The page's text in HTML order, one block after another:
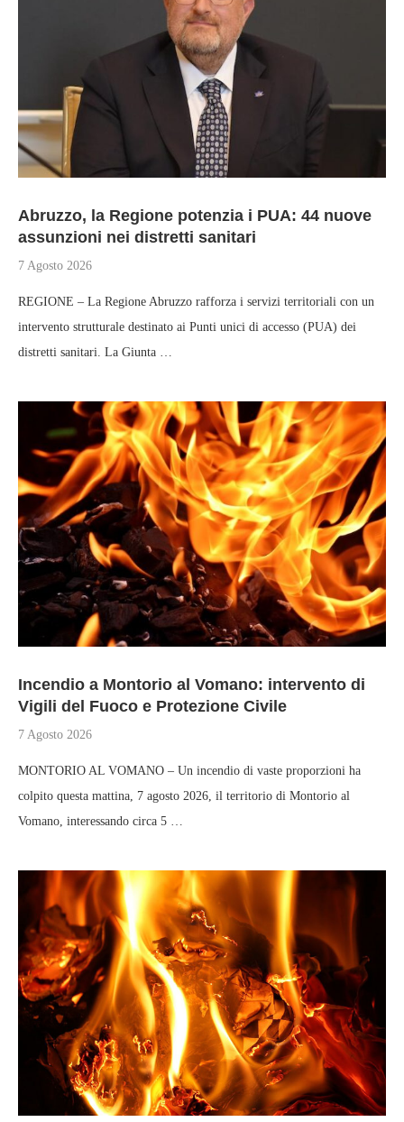
Abruzzo, la Regione potenzia i PUA: 44 nuove
assunzioni nei distretti sanitari
7 Agosto 2026
REGIONE – La Regione Abruzzo rafforza i servizi territoriali con un
intervento strutturale destinato ai Punti unici di accesso (PUA) dei
distretti sanitari. La Giunta …
Incendio a Montorio al Vomano: intervento di
Vigili del Fuoco e Protezione Civile
7 Agosto 2026
MONTORIO AL VOMANO – Un incendio di vaste proporzioni ha
colpito questa mattina, 7 agosto 2026, il territorio di Montorio al
Vomano, interessando circa 5 …